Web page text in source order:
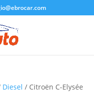
Diesel / Citroën C-Elysée